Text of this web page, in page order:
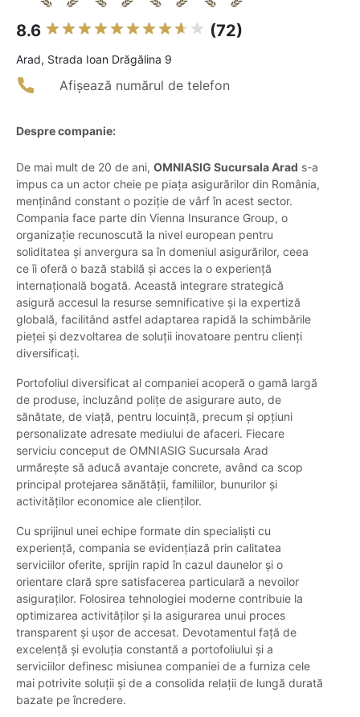
8.6 (72)
Arad, Strada Ioan Drăgălina 9
Afișează numărul de telefon
Despre companie:
De mai mult de 20 de ani, OMNIASIG Sucursala Arad s-a
impus ca un actor cheie pe piața asigurărilor din România,
menținând constant o poziție de vârf în acest sector.
Compania face parte din Vienna Insurance Group, o
organizație recunoscută la nivel european pentru
soliditatea și anvergura sa în domeniul asigurărilor, ceea
ce îi oferă o bază stabilă și acces la o experiență
internațională bogată. Această integrare strategică
asigură accesul la resurse semnificative și la expertiză
globală, facilitând astfel adaptarea rapidă la schimbările
pieței și dezvoltarea de soluții inovatoare pentru clienți
diversificați.
Portofoliul diversificat al companiei acoperă o gamă largă
de produse, incluzând polițe de asigurare auto, de
sănătate, de viață, pentru locuință, precum și opțiuni
personalizate adresate mediului de afaceri. Fiecare
serviciu conceput de OMNIASIG Sucursala Arad
urmărește să aducă avantaje concrete, având ca scop
principal protejarea sănătății, familiilor, bunurilor și
activităților economice ale clienților.
Cu sprijinul unei echipe formate din specialiști cu
experiență, compania se evidențiază prin calitatea
serviciilor oferite, sprijin rapid în cazul daunelor și o
orientare clară spre satisfacerea particulară a nevoilor
asiguraților. Folosirea tehnologiei moderne contribuie la
optimizarea activităților și la asigurarea unui proces
transparent și ușor de accesat. Devotamentul față de
excelență și evoluția constantă a portofoliului și a
serviciilor definesc misiunea companiei de a furniza cele
mai potrivite soluții și de a consolida relații de lungă durată
bazate pe încredere.